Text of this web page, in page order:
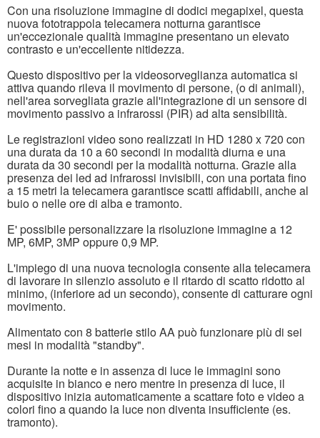
Con una risoluzione immagine di dodici megapixel, questa
nuova fototrappola telecamera notturna garantisce
un'eccezionale qualità immagine presentano un elevato
contrasto e un'eccellente nitidezza.
Questo dispositivo per la videosorveglianza automatica si
attiva quando rileva il movimento di persone, (o di animali),
nell'area sorvegliata grazie all'integrazione di un sensore di
movimento passivo a infrarossi (PIR) ad alta sensibilità.
Le registrazioni video sono realizzati in HD 1280 x 720 con
una durata da 10 a 60 secondi in modalità diurna e una
durata da 30 secondi per la modalità notturna. Grazie alla
presenza dei led ad infrarossi invisibili, con una portata fino
a 15 metri la telecamera garantisce scatti affidabili, anche al
buio o nelle ore di alba e tramonto.
E' possibile personalizzare la risoluzione immagine a 12
MP, 6MP, 3MP oppure 0,9 MP.
L'impiego di una nuova tecnologia consente alla telecamera
di lavorare in silenzio assoluto e il ritardo di scatto ridotto al
minimo, (inferiore ad un secondo), consente di catturare ogni
movimento.
Alimentato con 8 batterie stilo AA può funzionare più di sei
mesi in modalità "standby".
Durante la notte e in assenza di luce le immagini sono
acquisite in bianco e nero mentre in presenza di luce, il
dispositivo inizia automaticamente a scattare foto e video a
colori fino a quando la luce non diventa insufficiente (es.
tramonto).